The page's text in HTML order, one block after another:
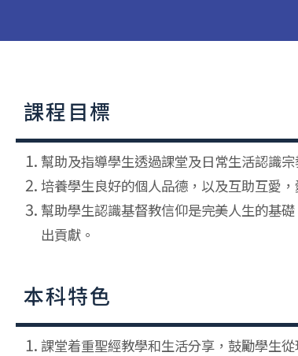
課程目標
幫助及指導學生透過課堂及日常生活認識宗
培養學生良好的個人品德，以及互助互愛，
幫助學生認識基督教信仰是完美人生的基
出貢獻。
本科特色
課堂着重聖經教學和生活分享，鼓勵學生